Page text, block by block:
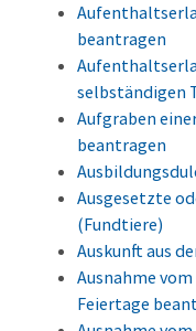
beantragen
selbständigen
Aufgraben
beantragen
Ausgesetzte
(Fundtiere)
Auskunft aus
Ausnahme
Feiertage